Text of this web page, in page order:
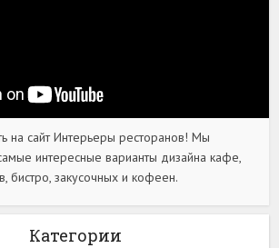
на сайт Интерьеры ресторанов! Мы
интересные варианты дизайна кафе,
бистро, закусочных и кофеен.
Категории